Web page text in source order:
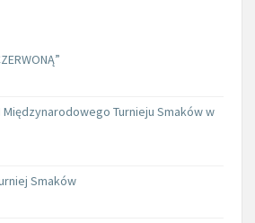
Turnieju Smaków w
Smaków